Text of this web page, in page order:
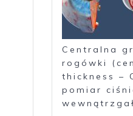
Centralna
rogówki
thickness –
pomiar